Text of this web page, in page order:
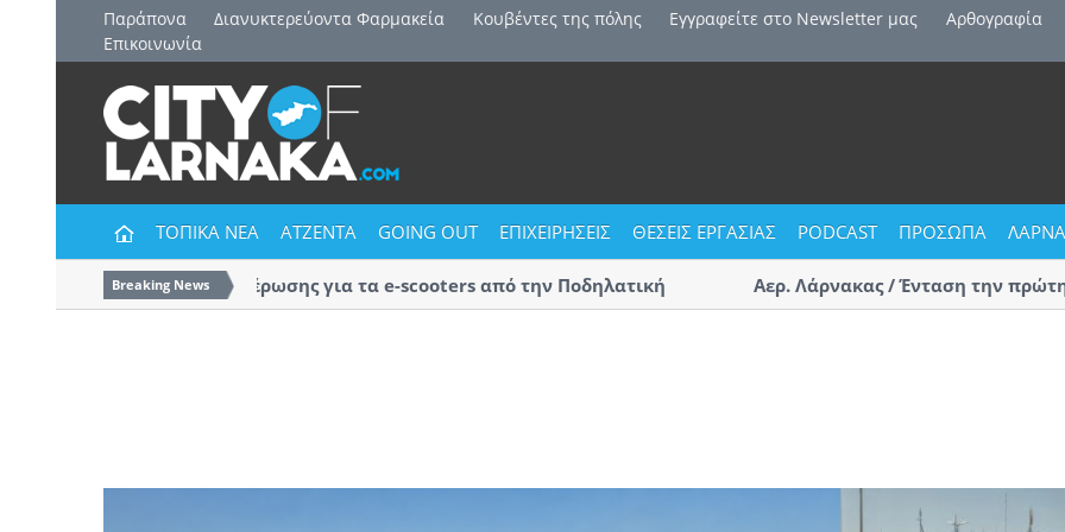
Παράπονα Διανυκτερεύοντα Φαρμακεία Kουβέντες της πόλης Εγγραφείτε στο Newsletter μας Αρθογραφία
Επικοινωνία
ΤΟΠΙΚΑ ΝΕΑ ΑΤΖΕΝΤΑ GOING OUT ΕΠΙΧΕΙΡΗΣΕΙΣ ΘΕΣΕΙΣ ΕΡΓΑΣΙΑΣ PODCAST ΠΡΟΣΩΠΑ
Breaking News
Εκστρατεία ενημέρωσης για τα e-scooters από την Ποδηλατική
Αστυνομία Λάρνακας
Αερ. Λάρνακας / Ένταση την πρώτη μέρα
αφίξεις – Επαγγελματίες οδηγοί